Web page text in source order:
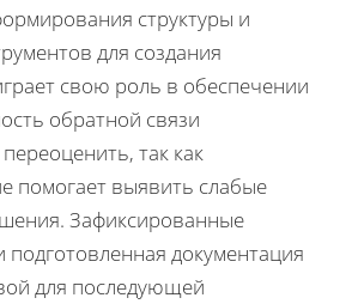
структуры и
для создания
свою роль в обеспечении
обратной связи
так как
помогает выявить слабые
Зафиксированные
подготовленная документация
для последующей